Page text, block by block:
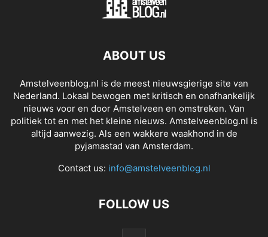
ABOUT US
Amstelveenblog.nl is de meest nieuwsgierige site van
Nederland. Lokaal bewogen met kritisch en onafhankelijk
nieuws voor en door Amstelveen en omstreken. Van
politiek tot en met het kleine nieuws. Amstelveenblog.nl is
altijd aanwezig. Als een wakkere waakhond in de
pyjamastad van Amsterdam.
Contact us: info@amstelveenblog.nl
FOLLOW US